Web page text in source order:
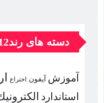
دسته های رند912
آموزش آیفون اختراع
استاندارد